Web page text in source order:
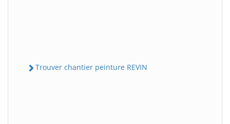
Trouver chantier peinture REVIN